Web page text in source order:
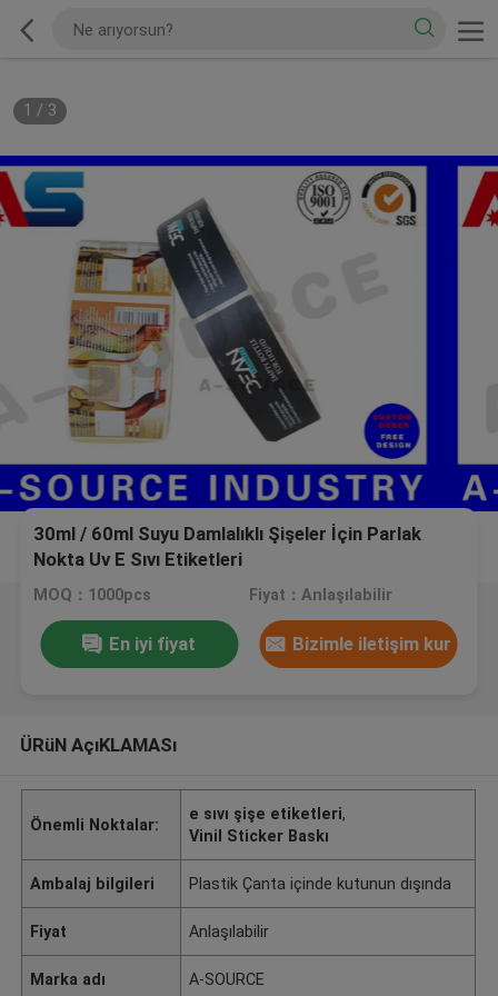
1 / 3
30ml / 60ml Suyu Damlalıklı Şişeler İçin Parlak
Nokta Uv E Sıvı Etiketleri
MOQ：1000pcs Fiyat：Anlaşılabilir
En iyi fiyat Bizimle iletişim kur
ÜRüN AçıKLAMASı
Önemli Noktalar:
e sıvı şişe etiketleri,
Vinil Sticker Baskı
Ambalaj bilgileri Plastik Çanta içinde kutunun dışında
Fiyat Anlaşılabilir
Marka adı A-SOURCE